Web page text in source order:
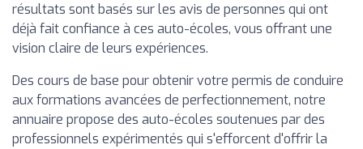
résultats sont basés sur les avis de personnes qui ont
déjà fait confiance à ces auto-écoles, vous offrant une
vision claire de leurs expériences.
Des cours de base pour obtenir votre permis de conduire
aux formations avancées de perfectionnement, notre
annuaire propose des auto-écoles soutenues par des
professionnels expérimentés qui s'efforcent d'offrir la